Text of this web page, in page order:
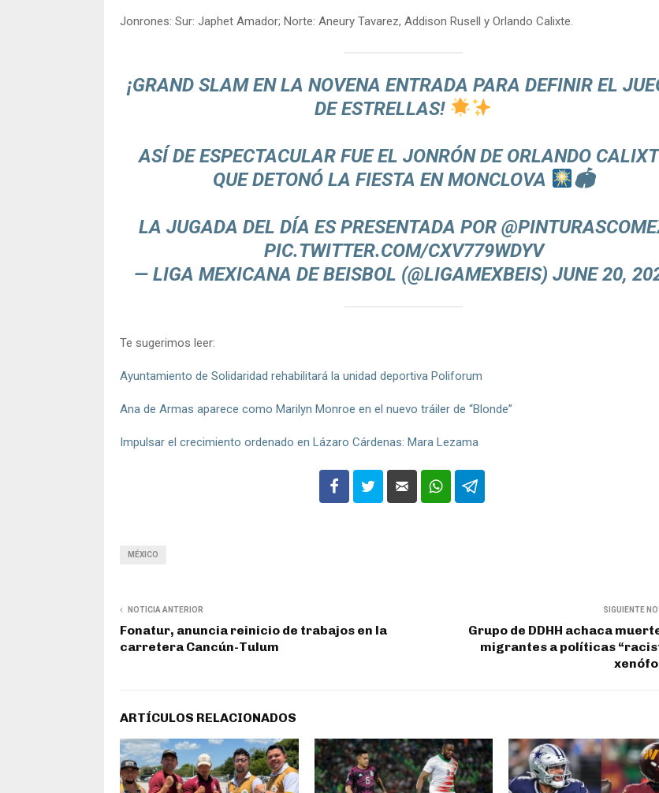
Jonrones: Sur: Japhet Amador; Norte: Aneury Tavarez, Addison Rusell y Orlando Calixte.
¡GRAND SLAM EN LA NOVENA ENTRADA PARA DEFINIR EL
DE ESTRELLAS!
ASÍ DE ESPECTACULAR FUE EL JONRÓN DE ORLANDO
QUE DETONÓ LA FIESTA EN MONCLOVA
🏟
LA JUGADA DEL DÍA ES PRESENTADA POR
PIC.TWITTER.COM/CXV779WDYV
— LIGA MEXICANA DE BEISBOL (@LIGAMEXBEIS) JUNE 20,
Te sugerimos leer:
Ayuntamiento de Solidaridad rehabilitará la unidad deportiva Poliforum
Ana de Armas aparece como Marilyn Monroe en el nuevo tráiler de “Blonde”
Impulsar el crecimiento ordenado en Lázaro Cárdenas: Mara Lezama
MÉXICO
NOTICIA ANTERIOR
Fonatur, anuncia reinicio de trabajos en la
carretera Cancún-Tulum
SIGUIENTE
Grupo de DDHH achaca
migrantes a políticas
ARTÍCULOS RELACIONADOS